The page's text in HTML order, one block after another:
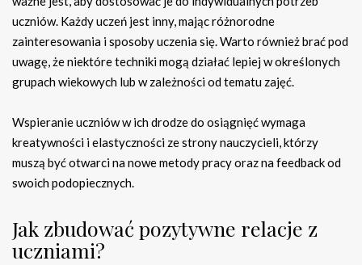
uczniów. Każdy uczeń jest inny, mając różnorodne
zainteresowania i sposoby uczenia się. Warto również brać pod
uwagę, że niektóre techniki mogą działać lepiej w określonych
grupach wiekowych lub w zależności od tematu zajęć.
Wspieranie uczniów w ich drodze do osiągnięć wymaga
kreatywności i elastyczności ze strony nauczycieli, którzy
muszą być otwarci na nowe metody pracy oraz na feedback od
swoich podopiecznych.
Jak zbudować pozytywne relacje z
uczniami?